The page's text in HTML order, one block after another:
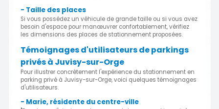
- Taille des places
Si vous possédez un véhicule de grande taille ou si vous avez
besoin d'espace pour manœuvrer confortablement, vérifiez
les dimensions des places de stationnement proposées.
Témoignages d'utilisateurs de parkings
privés à Juvisy-sur-Orge
Pour illustrer concrètement l'expérience du stationnement en
parking privé à Juvisy-sur-Orge, voici quelques témoignages
d'utilisateurs.
- Marie, résidente du centre-ville